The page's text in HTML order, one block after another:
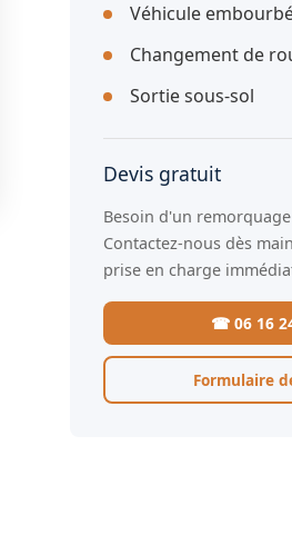
Véhicule
Changement de
Sortie sous-sol
Devis gratuit
Besoin d'un
Contactez-nous dès
prise en charge
☎ 06 16
Formulaire